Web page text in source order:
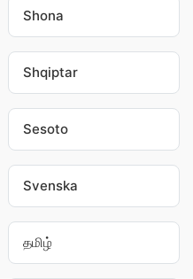
Shona
Shqiptar
Sesoto
Svenska
தமிழ்